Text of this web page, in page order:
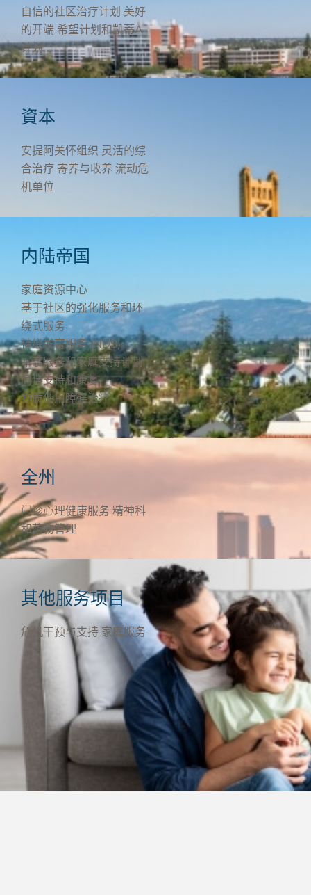
自信的社区治疗计划 美好
的开端 希望计划和凯蒂A
计划
資本
安提阿关怀组织 灵活的综
合治疗 寄养与收养 流动危
机单位
内陆帝国
家庭资源中心
基于社区的强化服务和环
绕式服务
神经发育服务 (NDS)
军事服务和家庭支持计划
同伴支持和康复
物质使用障碍治疗
全州
门诊心理健康服务 精神科
和药物管理
其他服务项目
危机干预与支持 家庭服务